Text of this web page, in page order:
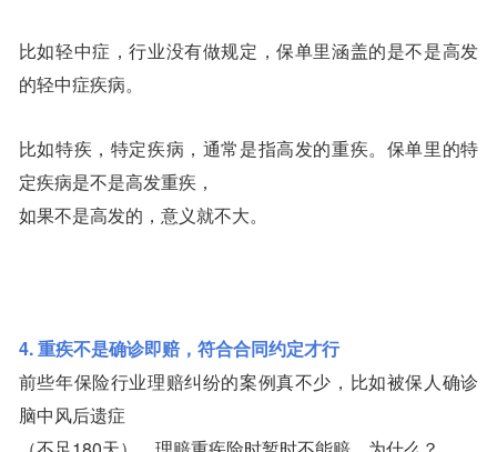
比如轻中症，行业没有做规定，保单里涵盖的是不是高发
的轻中症疾病。
比如特疾，特定疾病，通常是指高发的重疾。保单里的特
定疾病是不是高发重疾，
如果不是高发的，意义就不大。
4. 重疾不是确诊即赔，符合合同约定才行
前些年保险行业理赔纠纷的案例真不少，比如被保人确诊
脑中风后遗症